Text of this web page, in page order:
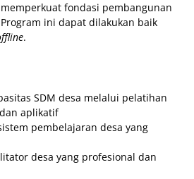
fondasi pembangunan
ini dapat dilakukan baik
.
SDM desa melalui pelatihan
aplikatif
pembelajaran desa yang
desa yang profesional dan